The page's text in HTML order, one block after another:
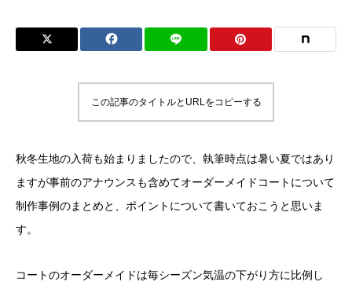
この記事のタイトルとURLをコピーする
秋冬生地の入荷も始まりましたので、執筆時点は暑い夏ではあり
ますが事前のアナウンスも含めてオーダーメイドコートについて
制作事例のまとめと、ポイントについて書いておこうと思いま
す。
コートのオーダーメイドは毎シーズン気温の下がり方に比例し